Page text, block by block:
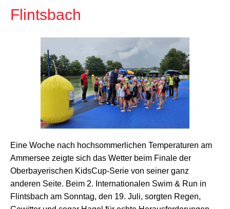
Flintsbach
Eine Woche nach hochsommerlichen Temperaturen am
Ammersee zeigte sich das Wetter beim Finale der
Oberbayerischen KidsCup-Serie von seiner ganz
anderen Seite. Beim 2. Internationalen Swim & Run in
Flintsbach am Sonntag, den 19. Juli, sorgten Regen,